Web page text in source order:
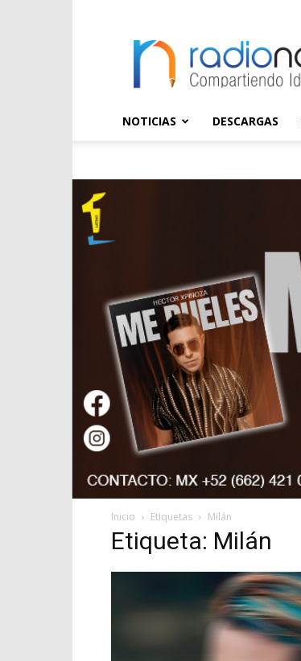
NOTICIAS DESCARGAS
Inicio Etiquetas Milán
Etiqueta: Milán